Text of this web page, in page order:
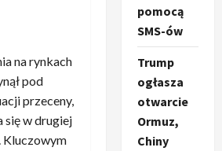
na rynkach
pod
przeceny,
się w drugiej
Kluczowym
pomocą
SMS-ów
Trump
ogłasza
otwarcie
Ormuz,
Chiny